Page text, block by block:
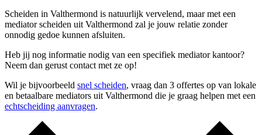
Scheiden in Valthermond is natuurlijk vervelend, maar met een
mediator scheiden uit Valthermond zal je jouw relatie zonder
onnodig gedoe kunnen afsluiten.
Heb jij nog informatie nodig van een specifiek mediator kantoor?
Neem dan gerust contact met ze op!
Wil je bijvoorbeeld snel scheiden, vraag dan 3 offertes op van lokale
en betaalbare mediators uit Valthermond die je graag helpen met een
echtscheiding aanvragen.